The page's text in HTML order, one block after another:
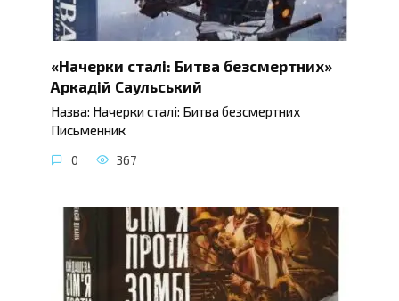
«Начерки сталі: Битва безсмертних»
Аркадій Саульський
Назва: Начерки сталі: Битва безсмертних
Письменник
0 367